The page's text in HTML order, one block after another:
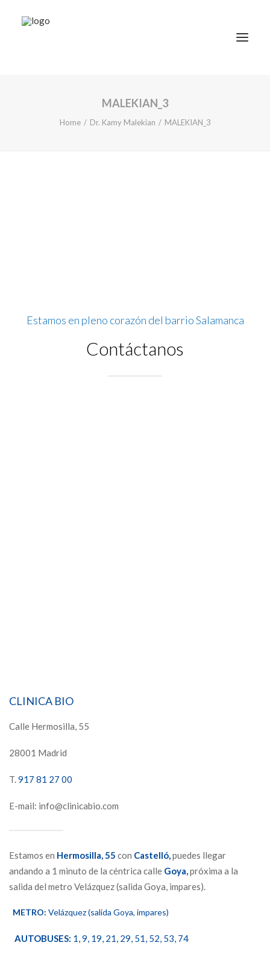
DOCTORES
MALEKIAN_3
Home Dr. Kamy Malekian MALEKIAN_3
Estamos en pleno corazón del barrio Salamanca
Contáctanos
CLINICA BIO
Calle Hermosilla, 55
28001 Madrid
T.917 81 27 00
E-mail: info@clinicabio.com
Estamos en Hermosilla,55 con Castelló,puedes llegar
andando a 1 minuto de la céntrica calle Goya,próxima a la
salida del metro Velázquez (salida Goya, impares).
METRO: Velázquez (salida Goya, impares)
AUTOBUSES: 1, 9, 19, 21, 29, 51, 52, 53, 74